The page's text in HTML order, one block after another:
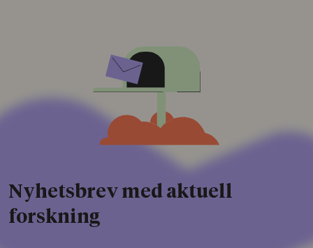
Nyhetsbrev med aktuell
forskning